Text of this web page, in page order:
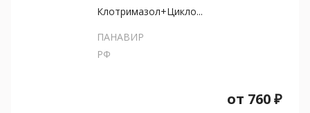
Клотримазол+Цикло...
ПАНАВИР
РФ
от 760₽